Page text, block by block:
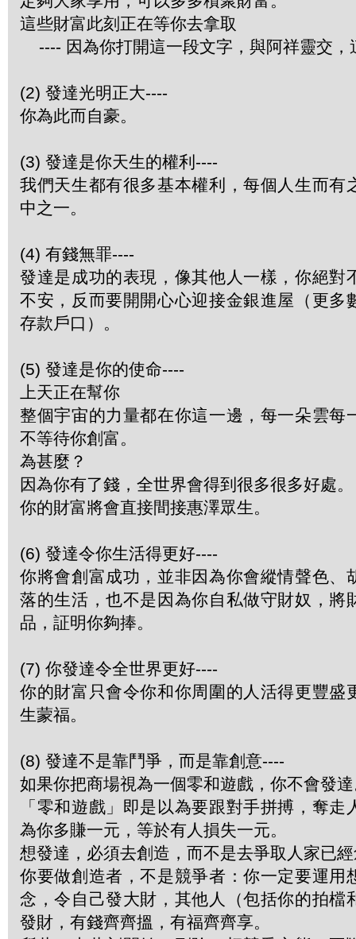
這些財富此刻正在等你去拿取
---- 因為你打開這一段文字，與阿祥靈交，
(2) 發達光明正大----
你為此而自豪。
(3) 發達是你天生的權利----
我們天生都有很多基本權利，每個人生而有
中之一。
(4) 有錢無罪----
發達是成功的表現，像其他人一樣，你絕對
不安，反而要開開心心迎接金銀進屋（更多
存款戶口）。
(5) 發達是你的使命----
上天正在幫你
整個宇宙的力量都在你這一邊，每一朵雲每
不等待你創富。
為甚麼？
因為你有了錢，全世界會得到很多很多好處。
你的財富將會直接間接惠澤眾生。
(6) 發達令你生活得更好----
你將會創富成功，並非因為你會縱情聲色、
落的生活，也不是因為你自私做守財奴，將
品，証明你夠捧。
(7) 你發達令全世界更好----
你的財富只會令你和你周圍的人活得更豐盛
生蒙福。
(8) 發達不是靠鬥爭，而是靠創意----
如果你把商場視為一個零和遊戲，你不會發
「零和遊戲」即是以為要跟對手拼搏，奪走
為你多賺一元，等於有人損失一元。
想發達，必須去創造，而不是去爭取人家已
你要做創造者，不是競爭者：你一定要運用
念，令自己發大財，其他人（包括你的拍檔
發財，有錢齊齊搵，有福齊齊享。